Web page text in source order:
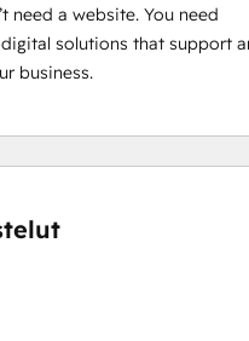
need a website. You need
solutions that support
business.